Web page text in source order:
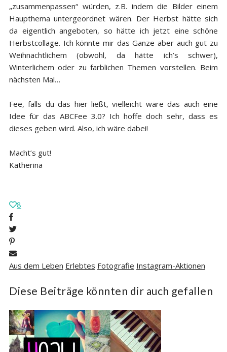
„zusammenpassen“ würden, z.B. indem die Bilder einem
Haupthema untergeordnet wären. Der Herbst hätte sich
da eigentlich angeboten, so hätte ich jetzt eine schöne
Herbstcollage. Ich könnte mir das Ganze aber auch gut zu
Weihnachtlichem (obwohl, da hätte ich’s schwer),
Winterlichem oder zu farblichen Themen vorstellen. Beim
nächsten Mal…
Fee, falls du das hier ließt, vielleicht wäre das auch eine
Idee für das ABCFee 3.0? Ich hoffe doch sehr, dass es
dieses geben wird. Also, ich wäre dabei!
Macht’s gut!
Katherina
8
Aus dem Leben Erlebtes Fotografie Instagram-Aktionen
Diese Beiträge könnten dir auch gefallen